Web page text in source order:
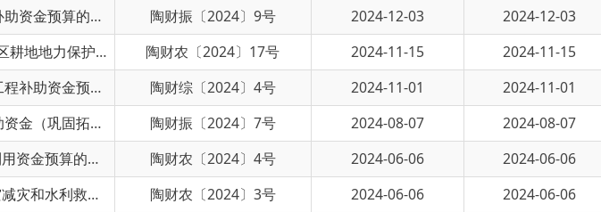
关于下达2024年自治区本级财政城镇保障性安居工程补助资金预算的通知
陶财综〔2024〕4号 2024-11-01
2024-11-01
关于下达2024年自治区财政衔接推进乡村振兴补助资金（巩固拓展脱贫攻坚成果和乡村振兴任务）预算的通知
陶财振〔2024〕7号 2024-08-07 2024-08-07
陶财农〔2024〕4号关于2024年中央耕地建设与利用资金预算的通知 陶财农〔2024〕4号 2024-06-06
2024-06-06
陶财农〔2024〕3号关于下达2024年中央农业防灾减灾和水利救灾资金预算（防灾救灾第三批）的通知
陶财农〔2024〕3号 2024-06-06 2024-06-06
知 陶财综〔2024〕3号 2024-05-30 2024-06-05
陶财教【2024】28号关于下达2024年城乡义务教育补助经费预算（第二批）中央直达资金的通知 陶财教【2024】28号 2024-05-28 2024-05-28